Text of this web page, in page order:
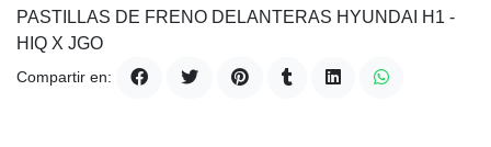
PASTILLAS DE FRENO DELANTERAS HYUNDAI H1 -
HIQ X JGO
Compartir en: